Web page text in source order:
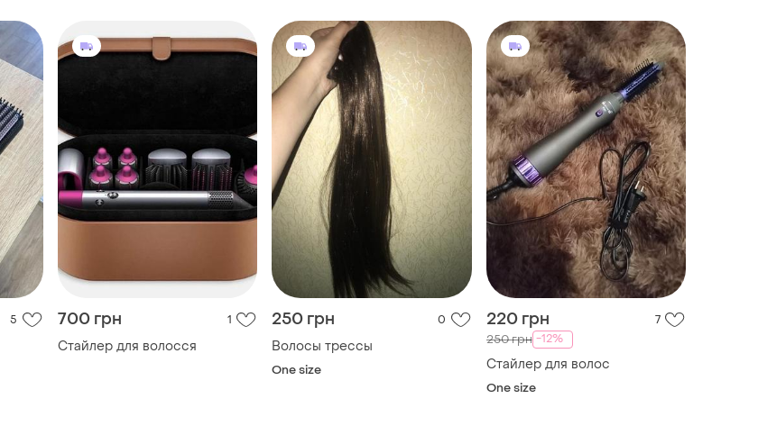
5 700 грн 1
Стайлер для волосся
250 грн 0
Волосы трессы
One size
220 грн 7
250 грн -12%
Стайлер для волос
One size